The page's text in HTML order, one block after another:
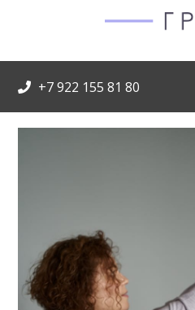
+7 922 155 81 80